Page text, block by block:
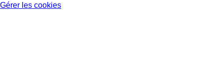
Gérer les cookies